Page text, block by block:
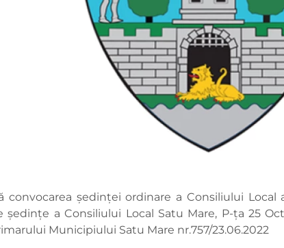
convocarea ședinței ordinare a Consiliului
ședințe a Consiliului Local Satu Mare, P-ța 25
Municipiului Satu Mare nr.757/23.06.2022